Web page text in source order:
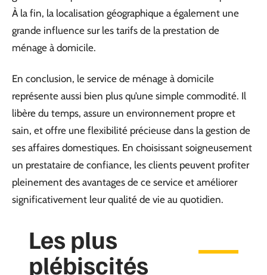
À la fin, la localisation géographique a également une
grande influence sur les tarifs de la prestation de
ménage à domicile.
En conclusion, le service de ménage à domicile
représente aussi bien plus qu’une simple commodité. Il
libère du temps, assure un environnement propre et
sain, et offre une flexibilité précieuse dans la gestion de
ses affaires domestiques. En choisissant soigneusement
un prestataire de confiance, les clients peuvent profiter
pleinement des avantages de ce service et améliorer
significativement leur qualité de vie au quotidien.
Les plus
plébiscités